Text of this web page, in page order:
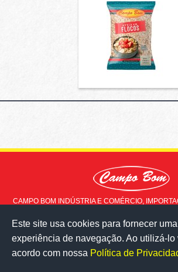
CAMPO BOM INDÚSTRIA E COMÉRCIO,
Rua Doutor Milton Ladeira, 517
Milho Branco - Juiz de Fora - MG
36083-020
Este site usa cookies para fornecer
experiência de navegação. Ao utilizá-lo
acordo com nossa Política de